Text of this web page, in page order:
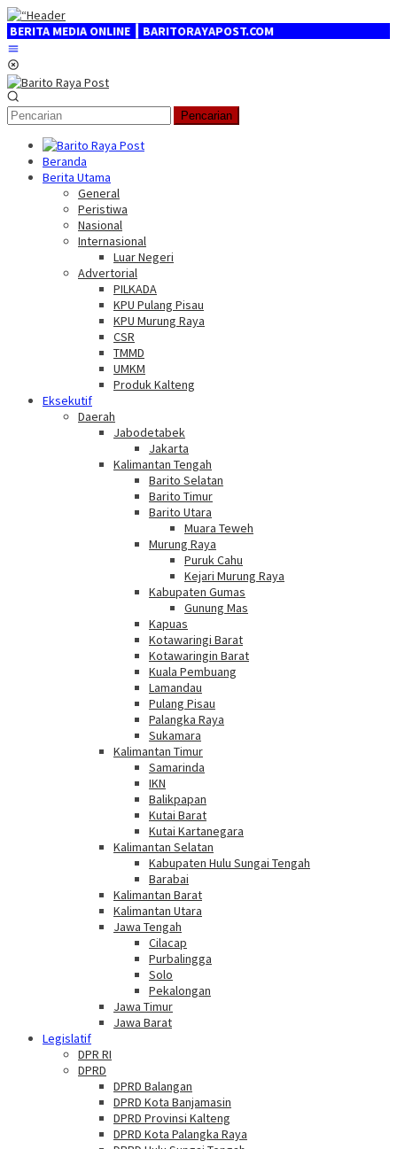
Loncat
ke
konten
ONLINE ┃ BARITORAYAPOST.COM
Pencarian
Beranda
Berita Utama
General
Peristiwa
Nasional
Internasional
Luar Negeri
Advertorial
PILKADA
KPU Pulang Pisau
KPU Murung Raya
CSR
TMMD
UMKM
Produk Kalteng
Eksekutif
Daerah
Jabodetabek
Jakarta
Kalimantan Tengah
Barito Selatan
Barito Timur
Barito Utara
Muara Teweh
Murung Raya
Puruk Cahu
Kejari Murung Raya
Kabupaten Gumas
Gunung Mas
Kapuas
Kotawaringi Barat
Kotawaringin Barat
Kuala Pembuang
Lamandau
Pulang Pisau
Palangka Raya
Sukamara
Kalimantan Timur
Samarinda
IKN
Balikpapan
Kutai Barat
Kutai Kartanegara
Kalimantan Selatan
Kabupaten Hulu Sungai Tengah
Barabai
Kalimantan Barat
Kalimantan Utara
Jawa Tengah
Cilacap
Purbalingga
Solo
Pekalongan
Jawa Timur
Jawa Barat
Legislatif
DPR RI
DPRD
DPRD Balangan
DPRD Kota Banjamasin
DPRD Provinsi Kalteng
DPRD Kota Palangka Raya